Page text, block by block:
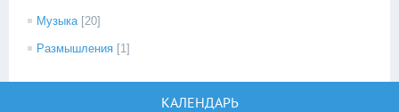
Музыка [20]
Размышления [1]
КАЛЕНДАРЬ